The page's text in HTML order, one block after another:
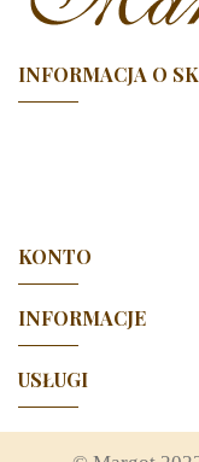
INFORMACJA O
KONTO
INFORMACJE
USŁUGI